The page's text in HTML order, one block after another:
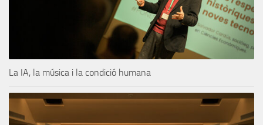
La IA, la música i la condició humana